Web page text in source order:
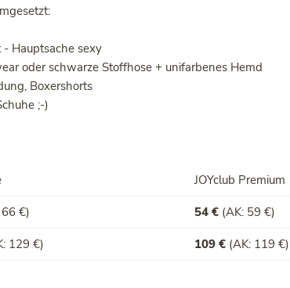
- Hauptsache sexy
oder schwarze Stoffhose + unifarbenes Hemd
Boxershorts
;-)
JOYclub Premium
€) 54 € (AK: 59 €)
129 €) 109 € (AK: 119 €)